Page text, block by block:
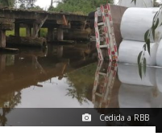
Cedida a RBB